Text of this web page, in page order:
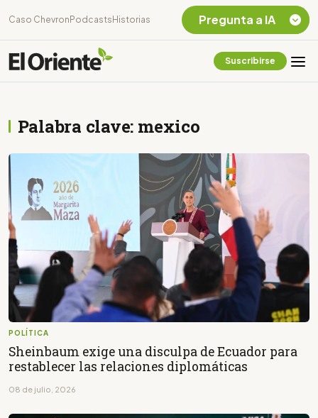
Caso Chevron Podcasts Historias
Suscribirse
Palabra clave: mexico
POLÍTICA
Sheinbaum exige una disculpa de Ecuador para
restablecer las relaciones diplomáticas
08 de julio, 2026
Pregunta a IA
Amazonia Ecuatoriana
¿En que consiste la
tasa minera que rige en
Ecuador?